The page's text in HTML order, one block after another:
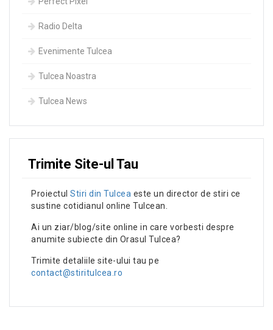
Radio Delta
Evenimente Tulcea
Tulcea Noastra
Tulcea News
Trimite Site-ul Tau
Proiectul Stiri din Tulcea este un director de stiri ce
sustine cotidianul online Tulcean.
Ai un ziar/blog/site online in care vorbesti despre
anumite subiecte din Orasul Tulcea?
Trimite detaliile site-ului tau pe
contact@stiritulcea.ro